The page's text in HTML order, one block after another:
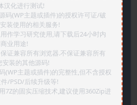
汉化进行测试!
码(WP主题或插件)的授权许可证/破
装使用的相关服务!
作学习研究使用,请下载后24小时内
业用途!
证兼容所有浏览器.不保证兼容所有
装的其他源码!
(WP主题或插件)的完整性,但不含授权
/PSD/后续升级等!
7Z的固实压缩技术,建议使用360Zip进